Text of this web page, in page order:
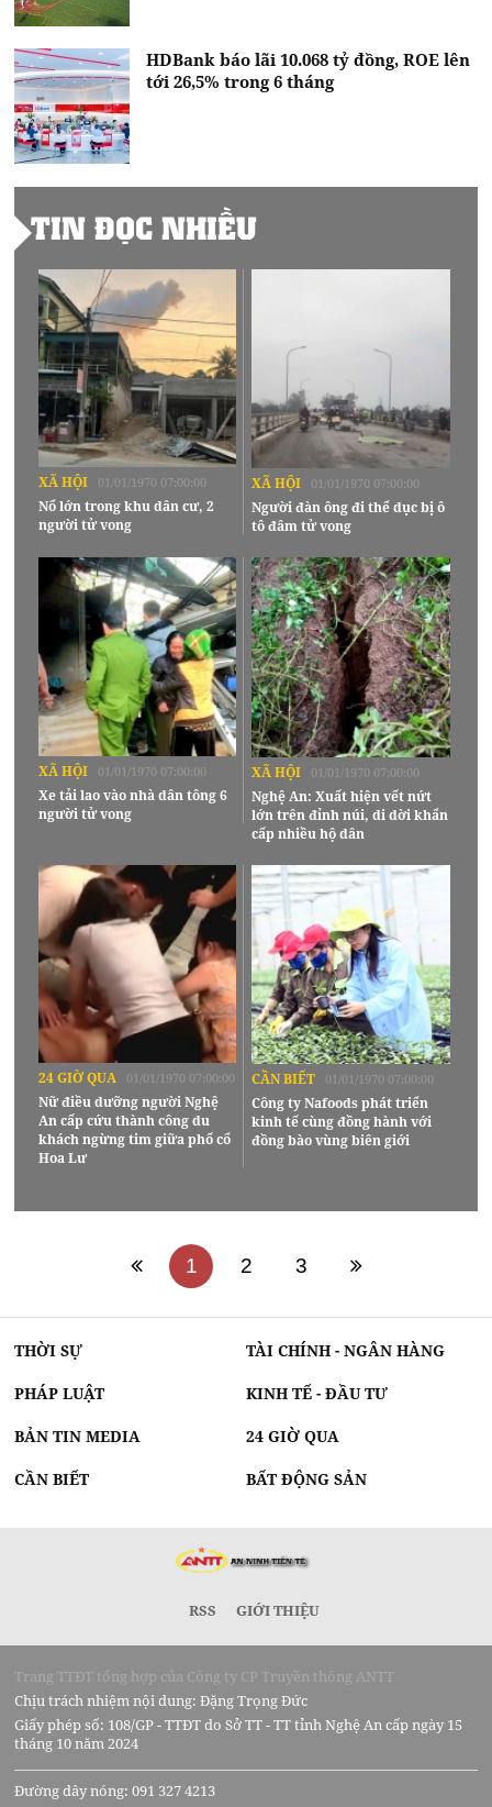
HDBank báo lãi 10.068 tỷ đồng, ROE lên
tới 26,5% trong 6 tháng
TIN ĐỌC NHIỀU
XÃ HỘI 01/01/1970 07:00:00
Nổ lớn trong khu dân cư, 2
người tử vong
XÃ HỘI 01/01/1970 07:00:00
Người đàn ông đi thể dục bị ô
tô đâm tử vong
XÃ HỘI 01/01/1970 07:00:00
Xe tải lao vào nhà dân tông 6
người tử vong
XÃ HỘI 01/01/1970 07:00:00
Nghệ An: Xuất hiện vết nứt
lớn trên đỉnh núi, di dời khẩn
cấp nhiều hộ dân
24 GIỜ QUA 01/01/1970 07:00:00
Nữ điều dưỡng người Nghệ
An cấp cứu thành công du
khách ngừng tim giữa phố cổ
Hoa Lư
CẦN BIẾT 01/01/1970 07:00:00
Công ty Nafoods phát triển
kinh tế cùng đồng hành với
đồng bào vùng biên giới
1 2 3
THỜI SỰ TÀI CHÍNH - NGÂN HÀNG
PHÁP LUẬT KINH TẾ - ĐẦU TƯ
BẢN TIN MEDIA 24 GIỜ QUA
CẦN BIẾT BẤT ĐỘNG SẢN
RSS GIỚI THIỆU
Trang TTĐT tổng hợp của Công ty CP Truyền thông ANTT
Chịu trách nhiệm nội dung: Đặng Trọng Đức
Giấy phép số: 108/GP - TTĐT do Sở TT - TT tỉnh Nghệ An cấp ngày 15
tháng 10 năm 2024
Đường dây nóng: 091 327 4213